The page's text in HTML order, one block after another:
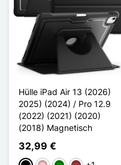
Hülle iPad Air 13 (2026)
2025) (2024) / Pro 12.9
(2022) (2021) (2020)
(2018) Magnetisch
32,99 €